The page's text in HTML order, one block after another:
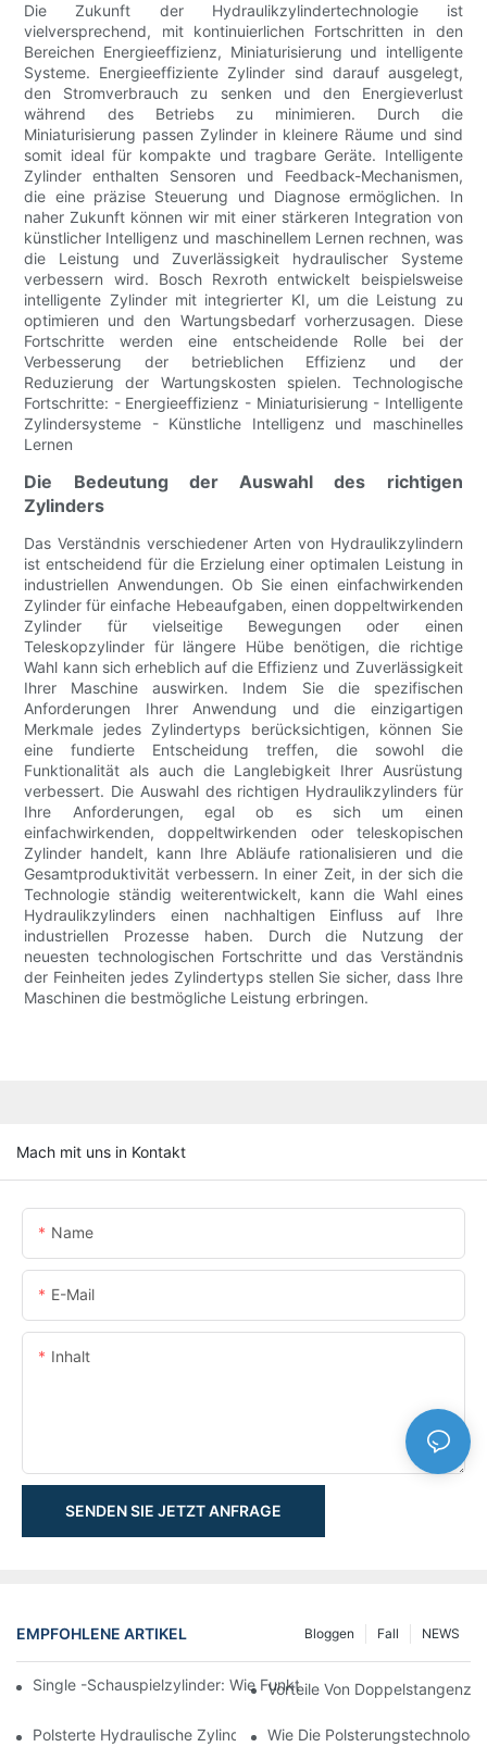
Die Zukunft der Hydraulikzylindertechnologie ist
vielversprechend, mit kontinuierlichen Fortschritten in den
Bereichen Energieeffizienz, Miniaturisierung und intelligente
Systeme. Energieeffiziente Zylinder sind darauf ausgelegt,
den Stromverbrauch zu senken und den Energieverlust
während des Betriebs zu minimieren. Durch die
Miniaturisierung passen Zylinder in kleinere Räume und sind
somit ideal für kompakte und tragbare Geräte. Intelligente
Zylinder enthalten Sensoren und Feedback-Mechanismen,
die eine präzise Steuerung und Diagnose ermöglichen. In
naher Zukunft können wir mit einer stärkeren Integration von
künstlicher Intelligenz und maschinellem Lernen rechnen, was
die Leistung und Zuverlässigkeit hydraulischer Systeme
verbessern wird. Bosch Rexroth entwickelt beispielsweise
intelligente Zylinder mit integrierter KI, um die Leistung zu
optimieren und den Wartungsbedarf vorherzusagen. Diese
Fortschritte werden eine entscheidende Rolle bei der
Verbesserung der betrieblichen Effizienz und der
Reduzierung der Wartungskosten spielen. Technologische
Fortschritte: - Energieeffizienz - Miniaturisierung - Intelligente
Zylindersysteme - Künstliche Intelligenz und maschinelles
Lernen
Die Bedeutung der Auswahl des richtigen
Zylinders
Das Verständnis verschiedener Arten von Hydraulikzylindern
ist entscheidend für die Erzielung einer optimalen Leistung in
industriellen Anwendungen. Ob Sie einen einfachwirkenden
Zylinder für einfache Hebeaufgaben, einen doppeltwirkenden
Zylinder für vielseitige Bewegungen oder einen
Teleskopzylinder für längere Hübe benötigen, die richtige
Wahl kann sich erheblich auf die Effizienz und Zuverlässigkeit
Ihrer Maschine auswirken. Indem Sie die spezifischen
Anforderungen Ihrer Anwendung und die einzigartigen
Merkmale jedes Zylindertyps berücksichtigen, können Sie
eine fundierte Entscheidung treffen, die sowohl die
Funktionalität als auch die Langlebigkeit Ihrer Ausrüstung
verbessert. Die Auswahl des richtigen Hydraulikzylinders für
Ihre Anforderungen, egal ob es sich um einen
einfachwirkenden, doppeltwirkenden oder teleskopischen
Zylinder handelt, kann Ihre Abläufe rationalisieren und die
Gesamtproduktivität verbessern. In einer Zeit, in der sich die
Technologie ständig weiterentwickelt, kann die Wahl eines
Hydraulikzylinders einen nachhaltigen Einfluss auf Ihre
industriellen Prozesse haben. Durch die Nutzung der
neuesten technologischen Fortschritte und das Verständnis
der Feinheiten jedes Zylindertyps stellen Sie sicher, dass Ihre
Maschinen die bestmögliche Leistung erbringen.
Mach mit uns in Kontakt
Name
E-Mail
Inhalt
SENDEN SIE JETZT ANFRAGE
EMPFOHLENE ARTIKEL NEWS
Fall
Bloggen
Single -Schauspielzylinder: Wie Funktioniert Es & Gemeinsame
Vorteile Von
Polsterte Hydraulische Zylinder: Verringerung Der Auswirkung
Wie Die